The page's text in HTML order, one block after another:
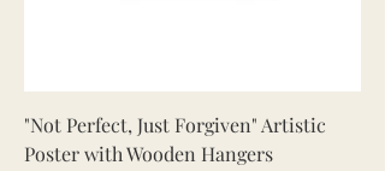
"Not Perfect, Just Forgiven" Artistic
Poster with Wooden Hangers